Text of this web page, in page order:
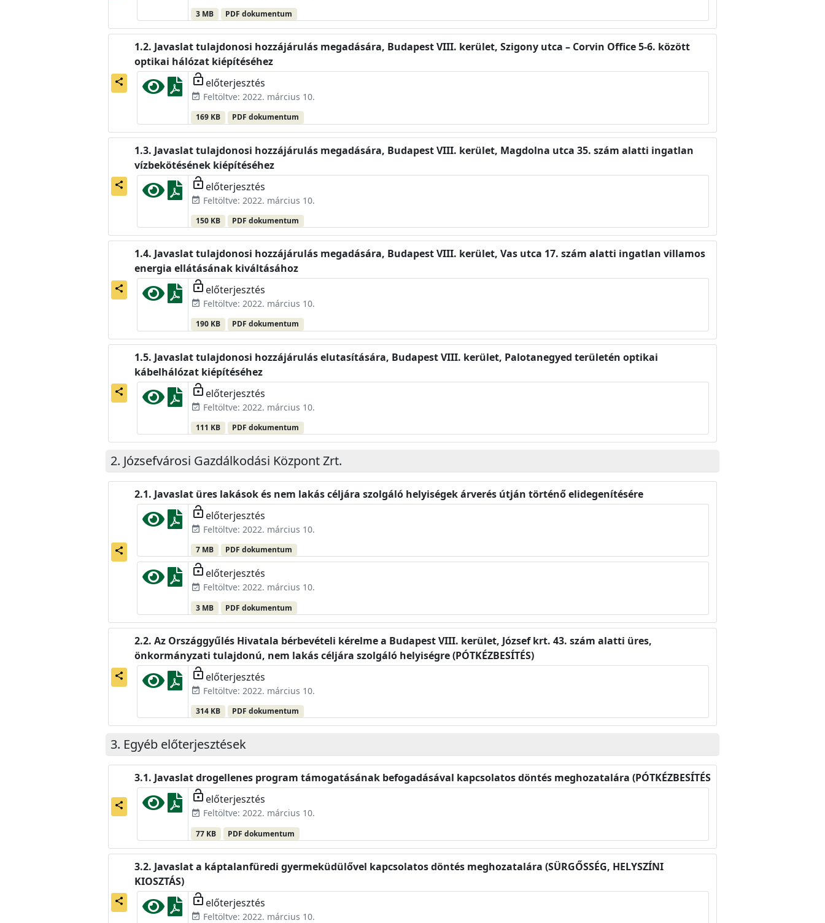
3 MB PDF dokumentum
share
Javaslat tulajdonosi hozzájárulás megadására, Budapest VIII. kerület, Szigony utca – Corvin Office 5-6. között
optikai hálózat kiépítéséhez
lock_open előterjesztés
event_available Feltöltve: 2022. március 10.
169 KB PDF dokumentum
share
Javaslat tulajdonosi hozzájárulás megadására, Budapest VIII. kerület, Magdolna utca 35. szám alatti ingatlan
vízbekötésének kiépítéséhez
lock_open előterjesztés
event_available Feltöltve: 2022. március 10.
150 KB PDF dokumentum
share
Javaslat tulajdonosi hozzájárulás megadására, Budapest VIII. kerület, Vas utca 17. szám alatti ingatlan villamos
energia ellátásának kiváltásához
lock_open előterjesztés
event_available Feltöltve: 2022. március 10.
190 KB PDF dokumentum
share
Javaslat tulajdonosi hozzájárulás elutasítására, Budapest VIII. kerület, Palotanegyed területén optikai
kábelhálózat kiépítéséhez
lock_open előterjesztés
event_available Feltöltve: 2022. március 10.
111 KB PDF dokumentum
Józsefvárosi Gazdálkodási Központ Zrt.
share
Javaslat üres lakások és nem lakás céljára szolgáló helyiségek árverés útján történő elidegenítésére
lock_open előterjesztés
event_available Feltöltve: 2022. március 10.
7 MB PDF dokumentum
lock_open előterjesztés
event_available Feltöltve: 2022. március 10.
3 MB PDF dokumentum
share
Az Országgyűlés Hivatala bérbevételi kérelme a Budapest VIII. kerület, József krt. 43. szám alatti üres,
önkormányzati tulajdonú, nem lakás céljára szolgáló helyiségre (PÓTKÉZBESÍTÉS)
lock_open előterjesztés
event_available Feltöltve: 2022. március 10.
314 KB PDF dokumentum
Egyéb előterjesztések
share
Javaslat drogellenes program támogatásának befogadásával kapcsolatos döntés meghozatalára (PÓTKÉZBESÍTÉS
lock_open előterjesztés
event_available Feltöltve: 2022. március 10.
77 KB PDF dokumentum
share
Javaslat a káptalanfüredi gyermeküdülővel kapcsolatos döntés meghozatalára (SÜRGŐSSÉG, HELYSZÍNI
KIOSZTÁS)
lock_open előterjesztés
event_available Feltöltve: 2022. március 10.